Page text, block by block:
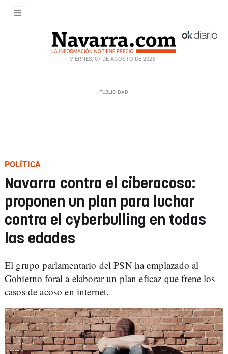
VIERNES, 07 DE AGOSTO DE 2026
POLÍTICA
Navarra contra el ciberacoso:
proponen un plan para luchar
contra el cyberbulling en todas
las edades
El grupo parlamentario del PSN ha emplazado al
Gobierno foral a elaborar un plan eficaz que frene los
casos de acoso en internet.